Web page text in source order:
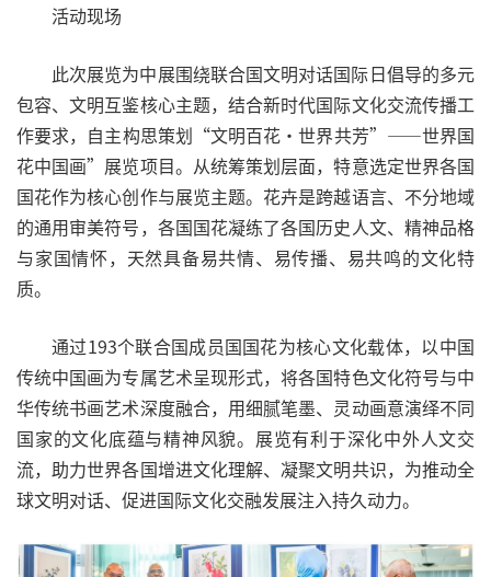
活动现场
此次展览为中展围绕联合国文明对话国际日倡导的多元
包容、文明互鉴核心主题，结合新时代国际文化交流传播工
作要求，自主构思策划“文明百花・世界共芳”——世界国
花中国画”展览项目。从统筹策划层面，特意选定世界各国
国花作为核心创作与展览主题。花卉是跨越语言、不分地域
的通用审美符号，各国国花凝练了各国历史人文、精神品格
与家国情怀，天然具备易共情、易传播、易共鸣的文化特
质。
通过193个联合国成员国国花为核心文化载体，以中国
传统中国画为专属艺术呈现形式，将各国特色文化符号与中
华传统书画艺术深度融合，用细腻笔墨、灵动画意演绎不同
国家的文化底蕴与精神风貌。展览有利于深化中外人文交
流，助力世界各国增进文化理解、凝聚文明共识，为推动全
球文明对话、促进国际文化交融发展注入持久动力。